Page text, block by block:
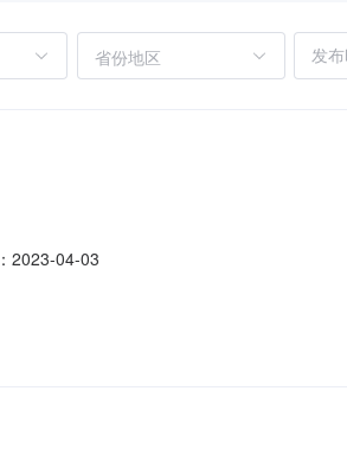
省份地区
2023-04-03